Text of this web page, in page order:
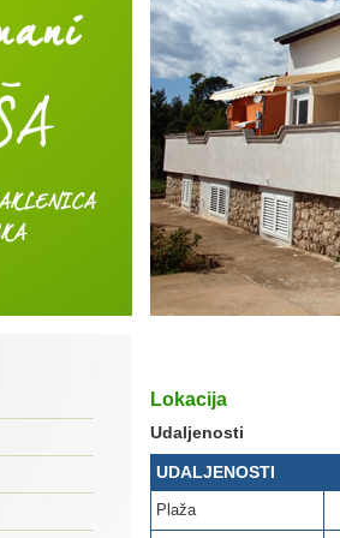
Lokacija
Udaljenosti
UDALJENOSTI
Plaža